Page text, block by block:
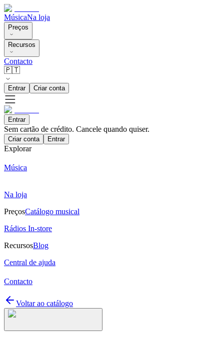
MúsicaNa loja
Preços
Recursos
Contacto
🇵🇹
Entrar Criar conta
Entrar
Sem cartão de crédito. Cancele quando quiser.
Criar conta Entrar
Explorar
Música
Na loja
PreçosCatálogo musical
Rádios In-store
RecursosBlog
Central de ajuda
Contacto
Voltar ao catálogo